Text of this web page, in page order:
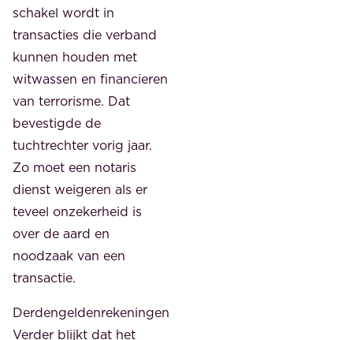
schakel wordt in
transacties die verband
kunnen houden met
witwassen en financieren
van terrorisme. Dat
bevestigde de
tuchtrechter vorig jaar.
Zo moet een notaris
dienst weigeren als er
teveel onzekerheid is
over de aard en
noodzaak van een
transactie.
Derdengeldenrekeningen
Verder blijkt dat het